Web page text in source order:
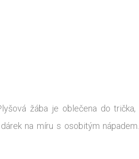
žába je oblečena do trička,
na míru s osobitým